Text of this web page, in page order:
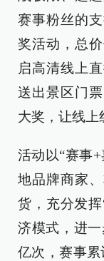
赛事粉丝的
奖活动，总
启高清线上
送出景区门
大奖，让线上
活动以“赛事
地品牌商家
货，充分发
济模式，进
亿次，赛事